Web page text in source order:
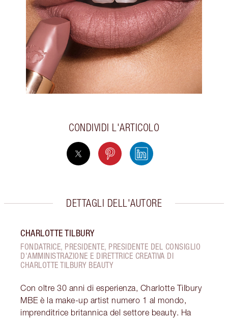
CONDIVIDI L'ARTICOLO
DETTAGLI DELL'AUTORE
CHARLOTTE TILBURY
FONDATRICE, PRESIDENTE, PRESIDENTE DEL CONSIGLIO
D'AMMINISTRAZIONE E DIRETTRICE CREATIVA DI
CHARLOTTE TILBURY BEAUTY
Con oltre 30 anni di esperienza, Charlotte Tilbury
MBE è la make-up artist numero 1 al mondo,
imprenditrice britannica del settore beauty. Ha